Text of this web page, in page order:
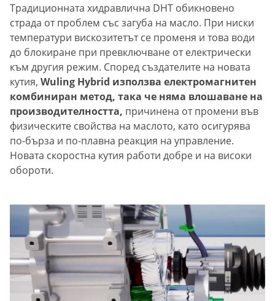
Традиционната хидравлична DHT обикновено
страда от проблем със загуба на масло. При ниски
температури вискозитетът се променя и това води
до блокиране при превключване от електрически
към другия режим. Според създателите на новата
кутия, Wuling Hybrid използва електромагнитен
комбиниран метод, така че няма влошаване на
производителността, причинена от промени във
физическите свойства на маслото, като осигурява
по-бърза и по-плавна реакция на управление.
Новата скоростна кутия работи добре и на високи
обороти.